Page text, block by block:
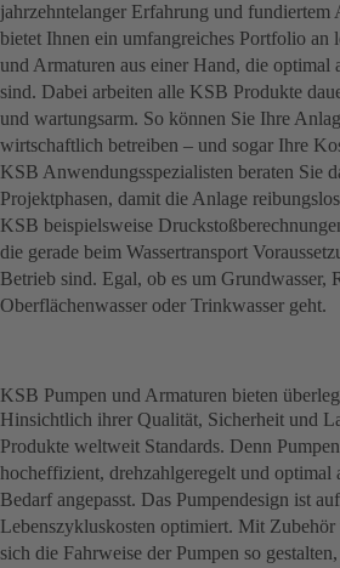
jahrzehntelanger Erfahrung und
bietet Ihnen ein umfangreiches Portfolio an
und Armaturen aus einer Hand, die optimal
sind. Dabei arbeiten alle KSB Produkte
und wartungsarm. So können Sie Ihre
wirtschaftlich betreiben – und sogar Ihre
KSB Anwendungsspezialisten beraten Sie
Projektphasen, damit die Anlage
KSB beispielsweise
die gerade beim Wassertransport
Betrieb sind. Egal, ob es um Grundwasser,
Oberflächenwasser oder Trinkwasser geht.
KSB Pumpen und Armaturen bieten
Hinsichtlich ihrer Qualität, Sicherheit und
Produkte weltweit Standards. Denn
hocheffizient, drehzahlgeregelt und optimal
Bedarf angepasst. Das Pumpendesign ist
Lebenszykluskosten optimiert. Mit
sich die Fahrweise der Pumpen so